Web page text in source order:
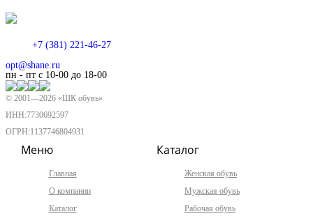
+7 (381) 221-46-27
opt@shane.ru
пн - пт с 10-00 до 18-00
© 2001—2026 «ШК обувь»
ИНН:7730692597
ОГРН:1137746804931
Меню
Главная
О компании
Каталог
Каталог
Женская обувь
Мужская обувь
Рабочая обувь